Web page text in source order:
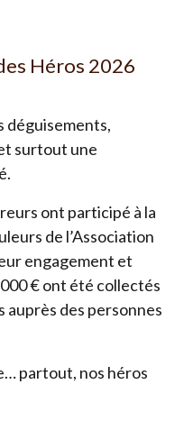
Héros 2026
déguisements,
surtout une
ont participé à la
de l’Association
engagement et
000€ ont été collectés
auprès des personnes
partout, nos héros